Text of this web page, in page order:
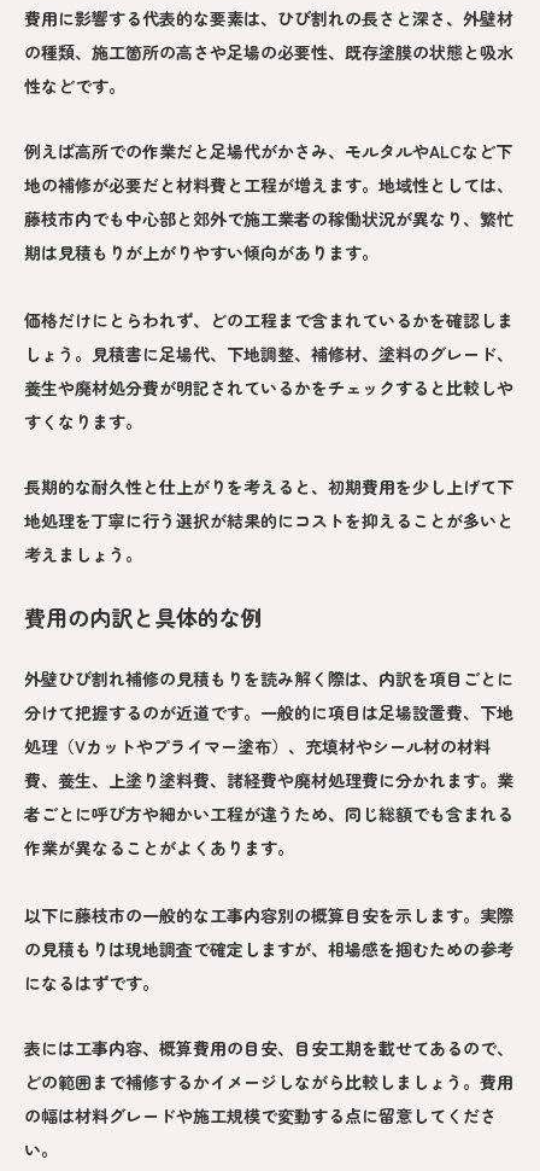
費用に影響する代表的な要素は、ひび割れの長さと深さ、外壁材
の種類、施工箇所の高さや足場の必要性、既存塗膜の状態と吸水
性などです。
例えば高所での作業だと足場代がかさみ、モルタルやALCなど下
地の補修が必要だと材料費と工程が増えます。地域性としては、
藤枝市内でも中心部と郊外で施工業者の稼働状況が異なり、繁忙
期は見積もりが上がりやすい傾向があります。
価格だけにとらわれず、どの工程まで含まれているかを確認しま
しょう。見積書に足場代、下地調整、補修材、塗料のグレード、
養生や廃材処分費が明記されているかをチェックすると比較しや
すくなります。
長期的な耐久性と仕上がりを考えると、初期費用を少し上げて下
地処理を丁寧に行う選択が結果的にコストを抑えることが多いと
考えましょう。
費用の内訳と具体的な例
外壁ひび割れ補修の見積もりを読み解く際は、内訳を項目ごとに
分けて把握するのが近道です。一般的に項目は足場設置費、下地
処理（Vカットやプライマー塗布）、充填材やシール材の材料
費、養生、上塗り塗料費、諸経費や廃材処理費に分かれます。業
者ごとに呼び方や細かい工程が違うため、同じ総額でも含まれる
作業が異なることがよくあります。
以下に藤枝市の一般的な工事内容別の概算目安を示します。実際
の見積もりは現地調査で確定しますが、相場感を掴むための参考
になるはずです。
表には工事内容、概算費用の目安、目安工期を載せてあるので、
どの範囲まで補修するかイメージしながら比較しましょう。費用
の幅は材料グレードや施工規模で変動する点に留意してくださ
い。